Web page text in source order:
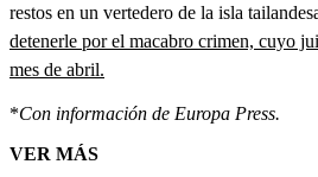
restos en un vertedero de la isla
detenerle por el macabro crimen, cuyo
mes de abril.
*Con información de Europa Press.
VER MÁS